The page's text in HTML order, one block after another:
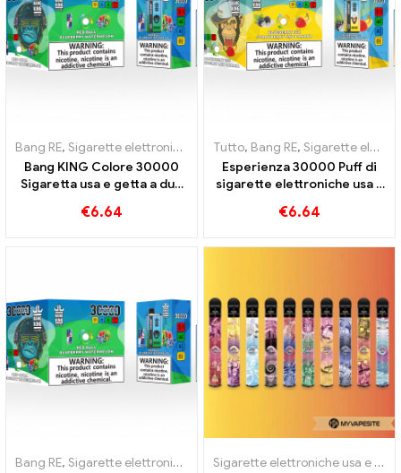
Bang RE, Sigarette elettroniche usa e getta Lituania ,Sigarette
Bang KING Colore 30000
Sigaretta usa e getta a due
Watermelon Bubble Gum
€6.64
Tutto, Bang RE, Sigarette elettroniche usa e getta Lituania
Esperienza 30000 Puff di
sigarette elettroniche usa e
Blueberry Ice incontra
colore Bang KING
€6.64
Bang RE, Sigarette elettroniche usa e getta , Sigarette elettroniche
Sigarette elettroniche usa e getta